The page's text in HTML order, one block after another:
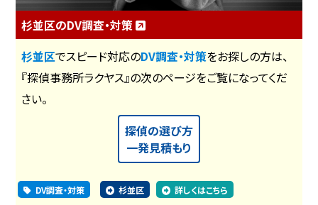
杉並区のDV調査・対策
杉並区でスピード対応のDV調査・対策をお探しの方は、
『探偵事務所ラクヤス』の次のページをご覧になってくだ
さい。
探偵の選び方
一発見積もり
DV調査・対策 杉並区 詳しくはこちら